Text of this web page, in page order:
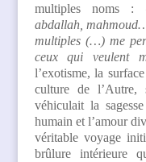
multiples noms :
abdallah,
multiples (…) me
ceux qui veulent
l’exotisme, la
culture de l’Autre,
véhiculait la
humain et l’amour
véritable voyage
brûlure intérieure